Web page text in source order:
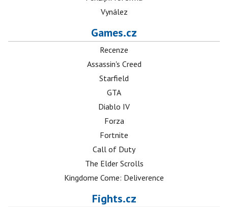
Vynález
Games.cz
Recenze
Assassin's Creed
Starfield
GTA
Diablo IV
Forza
Fortnite
Call of Duty
The Elder Scrolls
Kingdome Come: Deliverence
Fights.cz